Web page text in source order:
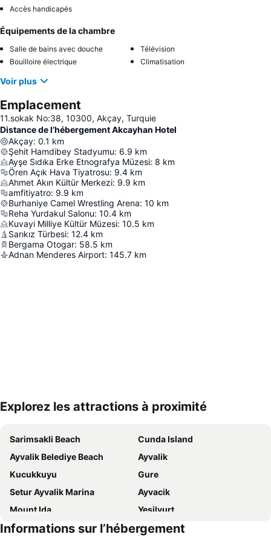
Accès handicapés
Équipements de la chambre
Salle de bains avec douche
Télévision
Bouilloire électrique
Climatisation
Voir plus
Emplacement
11.sokak No:38, 10300, Akçay, Turquie
Distance de l’hébergement Akcayhan Hotel
Akçay: 0.1 km
Şehit Hamdibey Stadyumu: 6.9 km
Ayşe Sıdıka Erke Etnografya Müzesi: 8 km
Ören Açık Hava Tiyatrosu: 9.4 km
Ahmet Akın Kültür Merkezi: 9.9 km
amfitiyatro: 9.9 km
Burhaniye Camel Wrestling Arena: 10 km
Reha Yurdakul Salonu: 10.4 km
Kuvayi Milliye Kültür Müzesi: 10.5 km
Sarıkız Türbesi: 12.4 km
Bergama Otogar: 58.5 km
Adnan Menderes Airport: 145.7 km
Explorez les attractions à proximité
Sarimsakli Beach
Cunda Island
Ayvalik Belediye Beach
Ayvalik
Kucukkuyu
Gure
Setur Ayvalik Marina
Ayvacik
Mount Ida
Yesilyurt
Oren Mahallesi Public Beach
Badavut Beach
Informations sur l’hébergement